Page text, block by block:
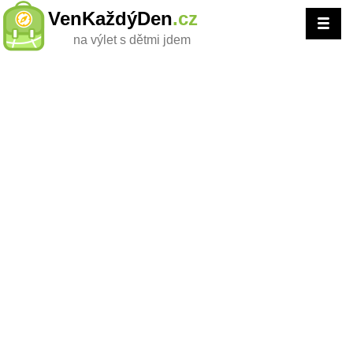
VenKaždýDen.cz
na výlet s dětmi jdem